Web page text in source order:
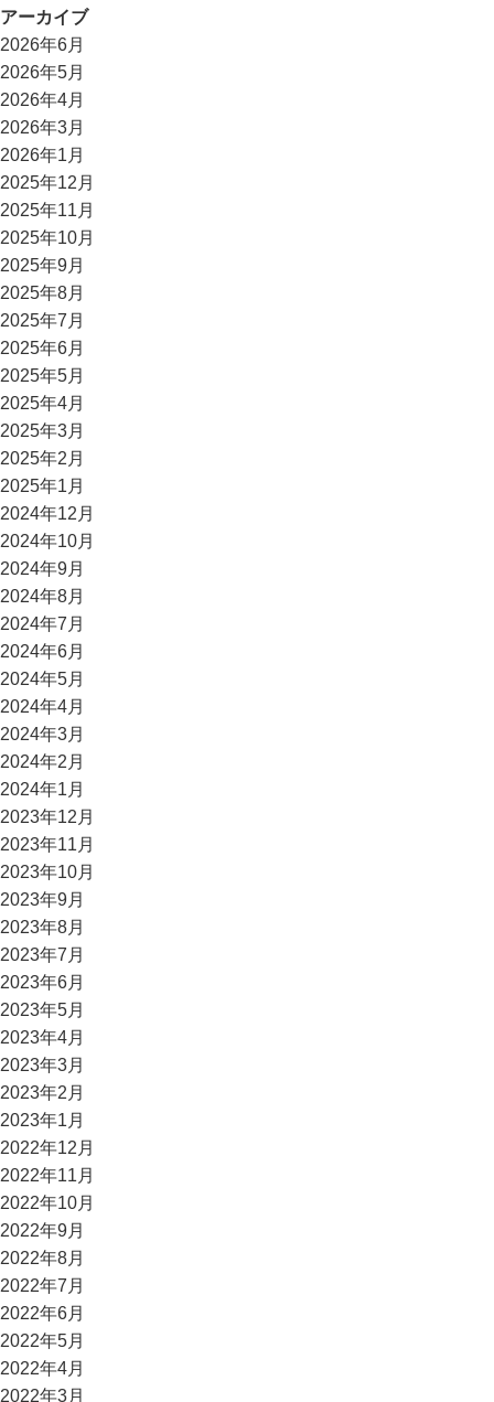
アーカイブ
2026年6月
2026年5月
2026年4月
2026年3月
2026年1月
2025年12月
2025年11月
2025年10月
2025年9月
2025年8月
2025年7月
2025年6月
2025年5月
2025年4月
2025年3月
2025年2月
2025年1月
2024年12月
2024年10月
2024年9月
2024年8月
2024年7月
2024年6月
2024年5月
2024年4月
2024年3月
2024年2月
2024年1月
2023年12月
2023年11月
2023年10月
2023年9月
2023年8月
2023年7月
2023年6月
2023年5月
2023年4月
2023年3月
2023年2月
2023年1月
2022年12月
2022年11月
2022年10月
2022年9月
2022年8月
2022年7月
2022年6月
2022年5月
2022年4月
2022年3月